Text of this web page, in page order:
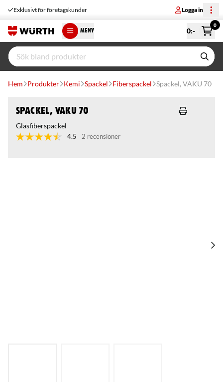
Exklusivt för företagskunder Logga in
MENY 0:-
0
Hem Produkter Kemi Spackel Fiberspackel Spackel, VAKU 70
Spackel, VAKU 70
Glasfiberspackel
4.5 2 recensioner